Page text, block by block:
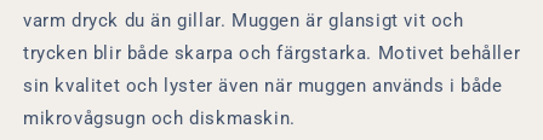
varm dryck du än gillar. Muggen är glansigt vit och
trycken blir både skarpa och färgstarka. Motivet behåller
sin kvalitet och lyster även när muggen används i både
mikrovågsugn och diskmaskin.